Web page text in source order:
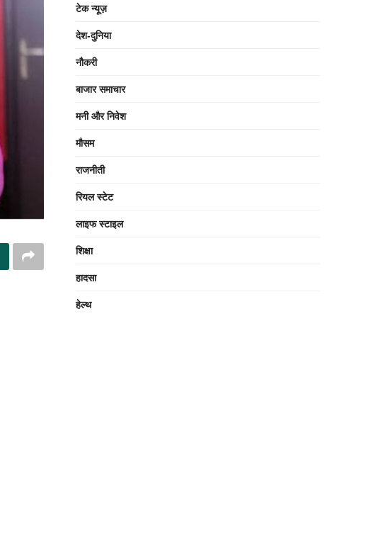
टेक न्यूज़
देश-दुनिया
नौकरी
बाजार समाचार
मनी और निवेश
मौसम
राजनीती
रियल स्टेट
लाइफ स्टाइल
शिक्षा
हादसा
हेल्थ